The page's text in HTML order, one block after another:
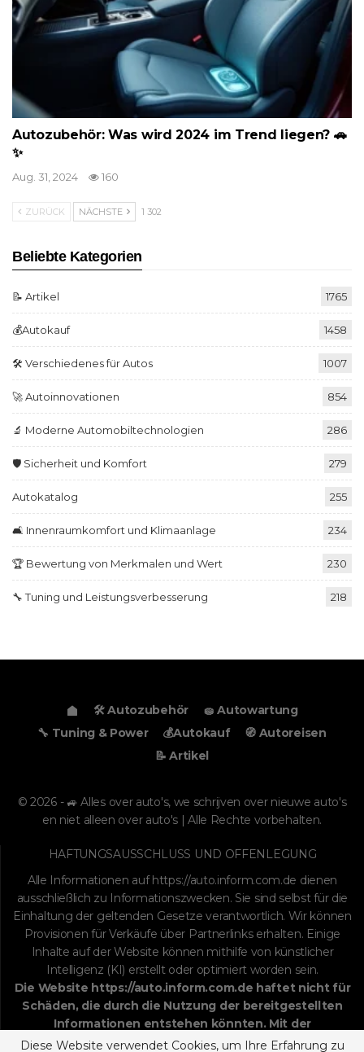
Autozubehör: Was wird 2024 im Trend liegen? 🚗
✨
Aug. 31, 2024 160
ZURÜCK NÄCHSTE 1 302
Beliebte Kategorien
📝 Artikel 1765
💰Autokauf 1458
🛠️ Verschiedenes für Autos 1007
🚀 Autoinnovationen 854
🔬 Moderne Automobiltechnologien 286
🛡️ Sicherheit und Komfort 279
Autokatalog 255
🛋️ Innenraumkomfort und Klimaanlage 234
🏆 Bewertung von Merkmalen und Wert 230
🔧 Tuning und Leistungsverbesserung 218
🛠️ Autozubehör
🧽 Autowartung
🔧 Tuning & Power
💰Autokauf
🧭 Autoreisen
📝 Artikel
© 2026 - 🚙 Alles over auto's, we schrijven over nieuwe auto's
en niet alleen over auto's | Alle Rechte vorbehalten.
HAFTUNGSAUSSCHLUSS UND OFFENLEGUNG
Alle Informationen aufhttps://auto.inform.com.de dienen
ausschließlich zu Informationszwecken. Sie sind selbst für die
Einhaltung der geltenden Gesetze verantwortlich. Wir können
Provisionen für Verkäufe über Partnerlinks erhalten. Einige
Inhalte auf der Website können mithilfe von künstlicher
Intelligenz (KI) erstellt oder optimiert worden sein.
Die Website https://auto.inform.com.de haftet nicht für
Schäden, die durch die Nutzung der bereitgestellten
Informationen entstehen könnten. Mit der
fortgesetzten Nutzung stimmen Sie dem
Diese Website verwendet Cookies, um Ihre Erfahrung zu